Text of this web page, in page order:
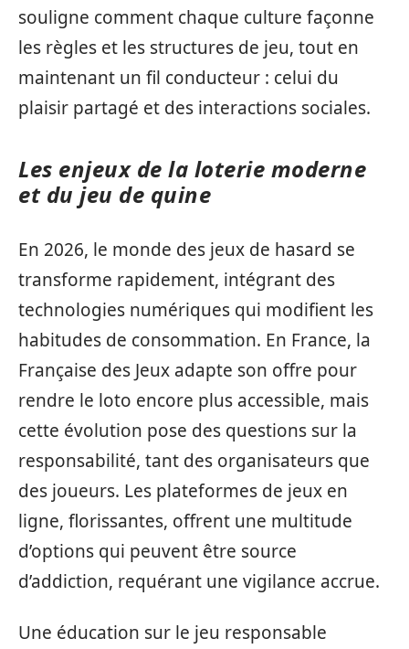
souligne comment chaque culture façonne
les règles et les structures de jeu, tout en
maintenant un fil conducteur : celui du
plaisir partagé et des interactions sociales.
Les enjeux de la loterie moderne
et du jeu de quine
En 2026, le monde des jeux de hasard se
transforme rapidement, intégrant des
technologies numériques qui modifient les
habitudes de consommation. En France, la
Française des Jeux adapte son offre pour
rendre le loto encore plus accessible, mais
cette évolution pose des questions sur la
responsabilité, tant des organisateurs que
des joueurs. Les plateformes de jeux en
ligne, florissantes, offrent une multitude
d’options qui peuvent être source
d’addiction, requérant une vigilance accrue.
Une éducation sur le jeu responsable